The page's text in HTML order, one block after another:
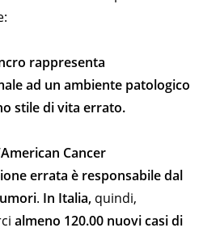
rappresenta
ad un ambiente patologico
stile di vita errato.
American Cancer
errata è responsabile dal
. In Italia, quindi,
almeno 120.00 nuovi casi di